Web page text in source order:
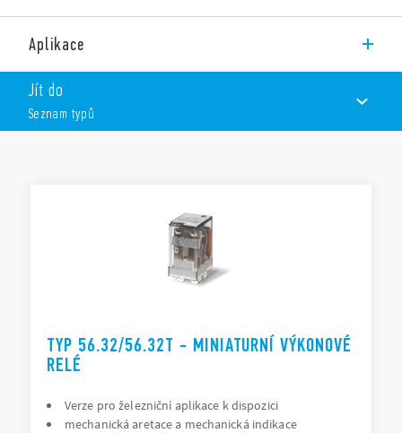
cívky AC a DC
provedení se zkušebním tlačítkem, LED a mechanickou
indikací
Aplikace
Jít do
Seznam typů
TYP 56.32/56.32T - MINIATURNÍ VÝKONOVÉ
RELÉ
Verze pro železniční aplikace k dispozici
mechanická aretace a mechanická indikace